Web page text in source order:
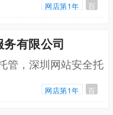
网店第1年 百
有限公司
管，深圳网站安全托
网店第1年 百